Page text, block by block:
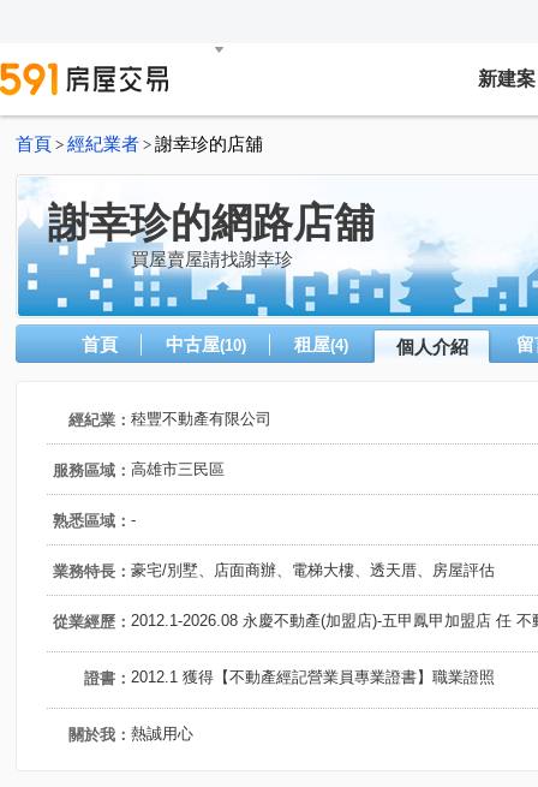
新建案
首頁 > 經紀業者 > 謝幸珍的店舖
謝幸珍的網路店舖
買屋賣屋請找謝幸珍
首頁 中古屋(10) 租屋(4) 個人介紹
經紀業： 稑豐不動產有限公司
服務區域： 高雄市三民區
熟悉區域： -
業務特長： 豪宅/別墅、店面商辦、電梯大樓、透天厝、房屋評估
從業經歷： 2012.1-2026.08 永慶不動產(加盟店)-五甲鳳甲加盟店 任 不
證書： 2012.1 獲得【不動產經記營業員專業證書】職業證照
關於我： 熱誠用心